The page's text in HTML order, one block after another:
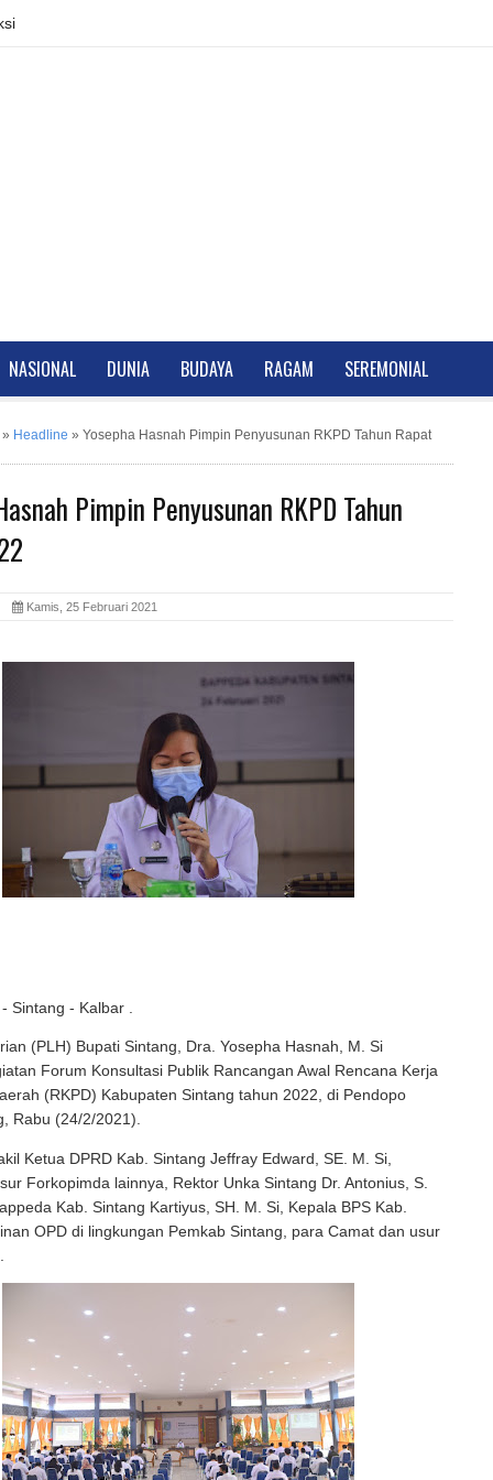
NASIONAL DUNIA BUDAYA RAGAM SEREMONIAL
» Headline » Yosepha Hasnah Pimpin Penyusunan RKPD Tahun Rapat
Pimpin Penyusunan RKPD Tahun
Kamis, 25 Februari 2021
Sintang - Kalbar .
(PLH) Bupati Sintang, Dra. Yosepha Hasnah, M. Si
Forum Konsultasi Publik Rancangan Awal Rencana Kerja
(RKPD) Kabupaten Sintang tahun 2022, di Pendopo
Rabu (24/2/2021).
Ketua DPRD Kab. Sintang Jeffray Edward, SE. M. Si,
Forkopimda lainnya, Rektor Unka Sintang Dr. Antonius, S.
Kab. Sintang Kartiyus, SH. M. Si, Kepala BPS Kab.
OPD di lingkungan Pemkab Sintang, para Camat dan usur